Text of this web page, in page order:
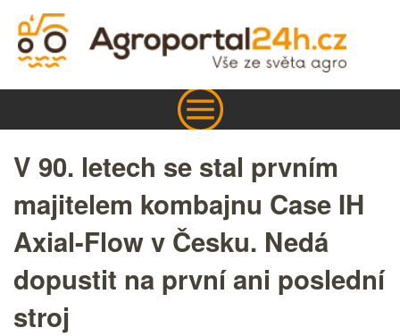
V 90. letech se stal prvním
majitelem kombajnu Case IH
Axial-Flow v Česku. Nedá
dopustit na první ani poslední
stroj